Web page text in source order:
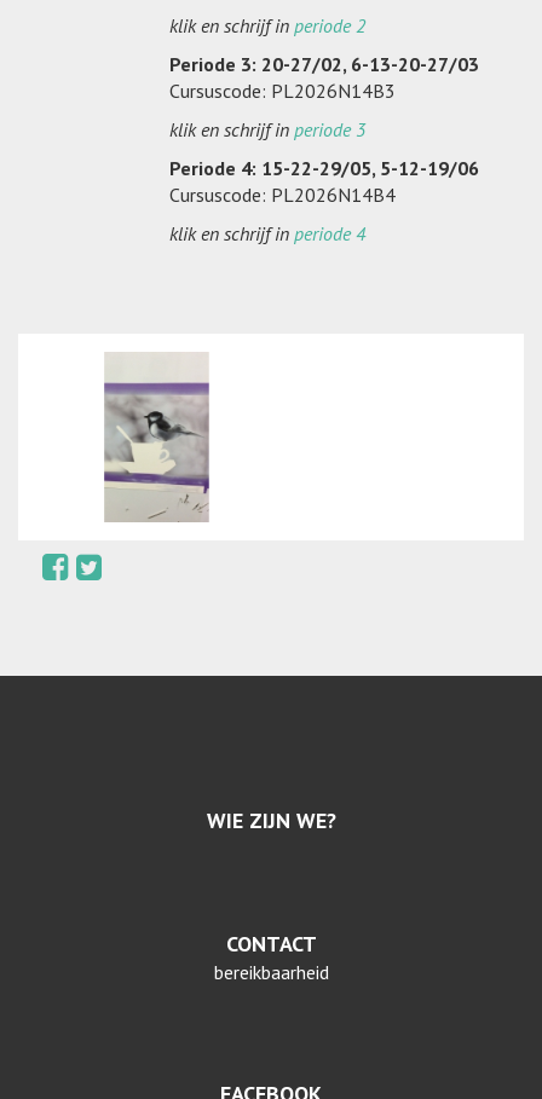
klik en schrijf in periode 2
Periode 3: 20-27/02, 6-13-20-27/03
Cursuscode: PL2026N14B3
klik en schrijf in periode 3
Periode 4: 15-22-29/05, 5-12-19/06
Cursuscode: PL2026N14B4
klik en schrijf in periode 4
WIE ZIJN WE?
CONTACT
bereikbaarheid